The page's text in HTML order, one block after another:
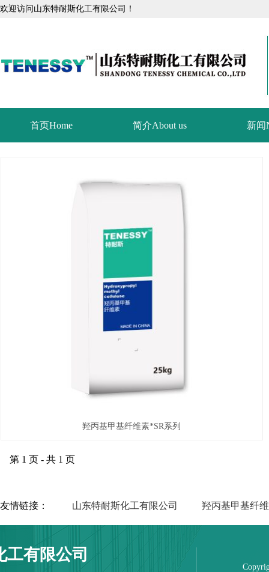
欢迎访问山东特耐斯化工有限公司！
首页Home 简介About us 新闻
羟丙基甲基纤维素*SR系列
第 1 页 - 共 1 页
友情链接： 山东特耐斯化工有限公司 羟丙基甲基纤
工有限公司